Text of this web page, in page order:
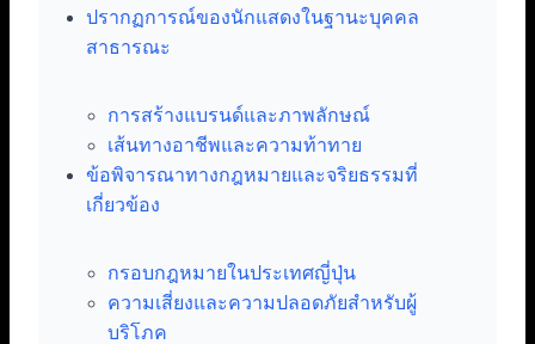
ปรากฏการณ์ของนักแสดงในฐานะบุคคล
สาธารณะ
การสร้างแบรนด์และภาพลักษณ์
เส้นทางอาชีพและความท้าทาย
ข้อพิจารณาทางกฎหมายและจริยธรรมที่
เกี่ยวข้อง
กรอบกฎหมายในประเทศญี่ปุ่น
ความเสี่ยงและความปลอดภัยสำหรับผู้
บริโภค